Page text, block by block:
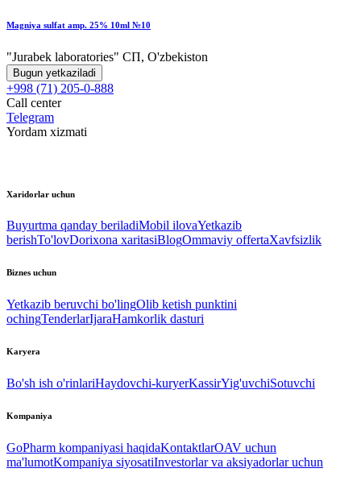
Magniya sulfat amp. 25% 10ml №10
"Jurabek laboratories" СП, O'zbekiston
Bugun yetkaziladi
+998 (71) 205-0-888
Call center
Telegram
Yordam xizmati
Xaridorlar uchun
Buyurtma qanday beriladiMobil ilovaYetkazib
berishTo'lovDorixona xaritasiBlogOmmaviy offertaXavfsizlik
Biznes uchun
Yetkazib beruvchi bo'lingOlib ketish punktini
ochingTenderlarIjaraHamkorlik dasturi
Karyera
Bo'sh ish o'rinlariHaydovchi-kuryerKassirYig'uvchiSotuvchi
Kompaniya
GoPharm kompaniyasi haqidaKontaktlarOAV uchun
ma'lumotKompaniya siyosatiInvestorlar va aksiyadorlar uchun